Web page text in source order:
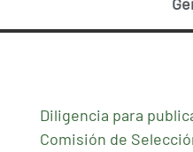
Diligencia para
Comisión de